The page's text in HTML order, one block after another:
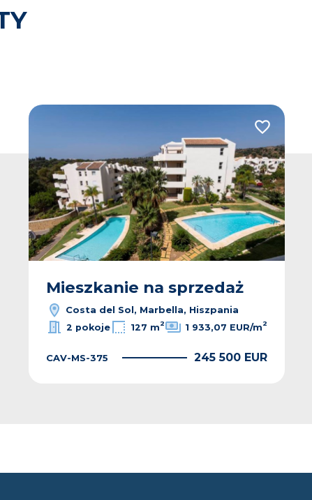
Dodaj do
Mieszkanie na sprzedaż
Costa del Sol, Marbella, Hiszpania
2 pokoje 127 m2 1 933,07 EUR/m2
CAV-MS-375 245 500 EUR